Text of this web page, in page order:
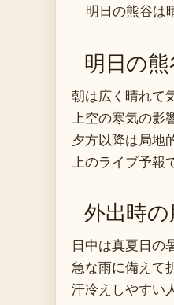
明日の熊谷は
明日の
朝は広く晴れて
上空の寒気の影
夕方以降は局地
上のライブ予報
外出時
日中は真夏日の
急な雨に備えて
汗冷えしやすい